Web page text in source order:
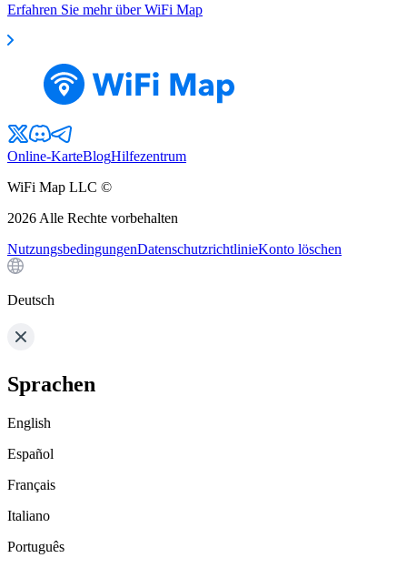
Erfahren Sie mehr über WiFi Map
Online-KarteBlogHilfezentrum
WiFi Map LLC ©
2026 Alle Rechte vorbehalten
NutzungsbedingungenDatenschutzrichtlinieKonto löschen
Deutsch
Sprachen
English
Español
Français
Italiano
Português